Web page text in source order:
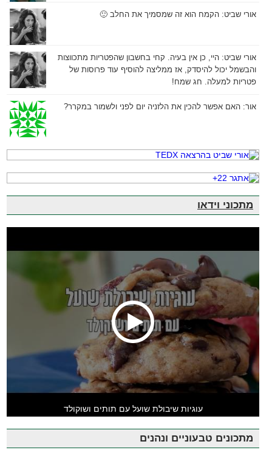
אורי שביט: הקמח הוא זה שמסמיך את החלב 🙂
אורי שביט: היי, כן אין בעיה. קחי בחשבון שהפטריות מתכווצות
והבשמל יכול להיסדק, אז ממליצה להוסיף עוד פרוסות של
פטריות למעלה. חג שמח!
אור: האם אפשר להכין את הלזניה יום לפני ולשמור במקרר?
מתכוני וידאו
עוגיות שיבולת שועל עם תותים ושוקולד
מתכונים טבעוניים ונהנים